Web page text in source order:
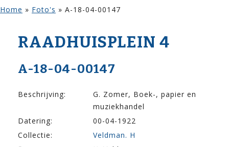
Home » Foto's » A-18-04-00147
RAADHUISPLEIN 4
A-18-04-00147
Beschrijving:
G. Zomer, Boek-, papier en
muziekhandel
Datering:
00-04-1922
Collectie:
Veldman. H